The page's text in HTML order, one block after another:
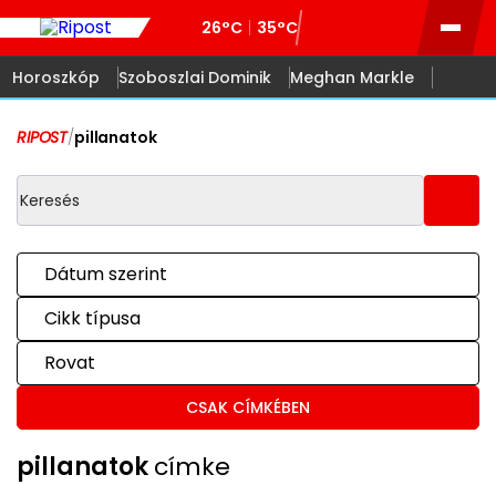
26°C 35°C
Horoszkóp Szoboszlai Dominik Meghan Markle
RIPOST/pillanatok
Dátum szerint
Cikk típusa
Rovat
CSAK CÍMKÉBEN
pillanatokcímke